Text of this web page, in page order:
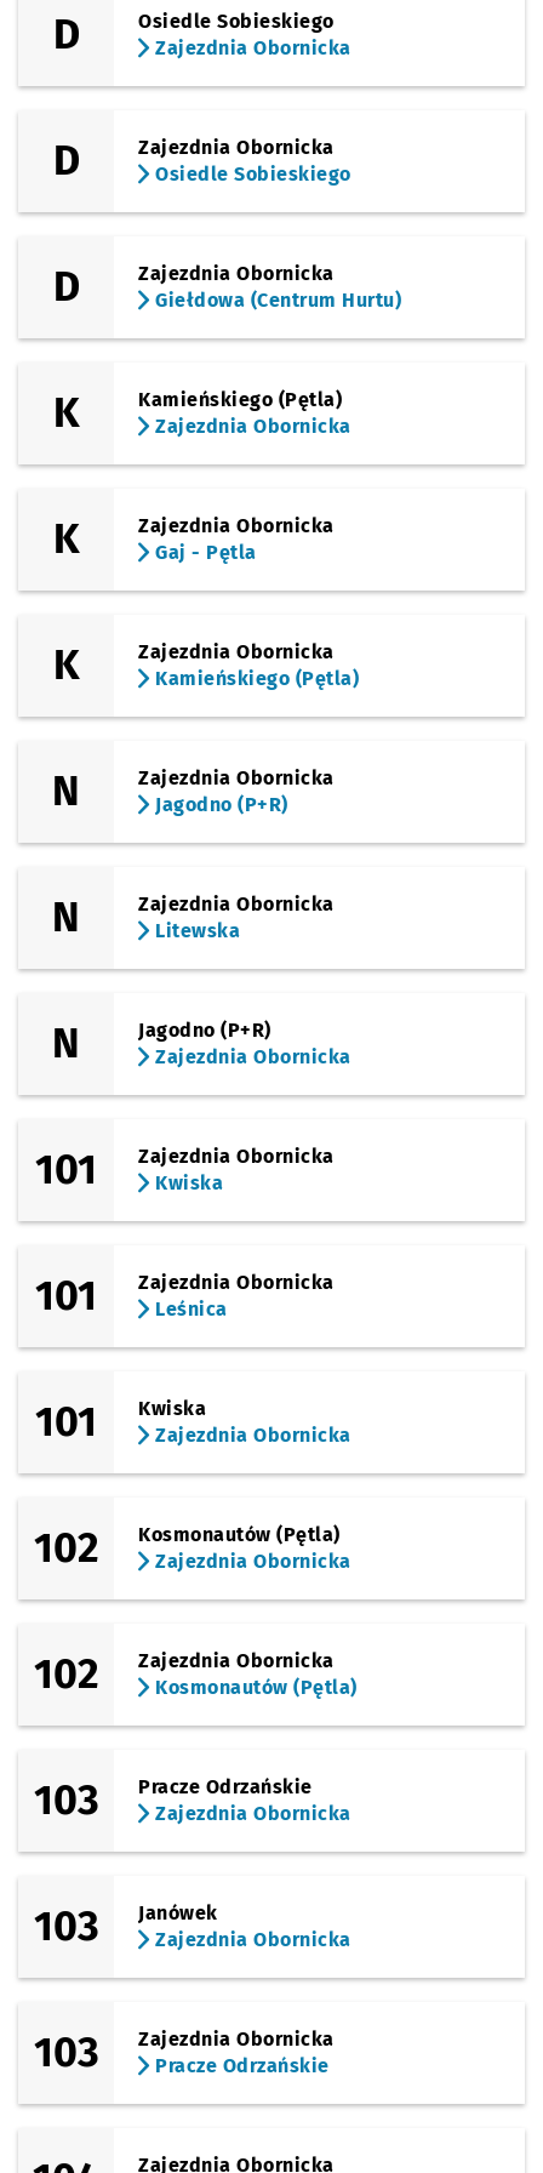
D
Osiedle Sobieskiego
Zajezdnia Obornicka
D
Zajezdnia Obornicka
Osiedle Sobieskiego
D
Zajezdnia Obornicka
Giełdowa (Centrum Hurtu)
K
Kamieńskiego (Pętla)
Zajezdnia Obornicka
K
Zajezdnia Obornicka
Gaj - Pętla
K
Zajezdnia Obornicka
Kamieńskiego (Pętla)
N
Zajezdnia Obornicka
Jagodno (P+R)
N
Zajezdnia Obornicka
Litewska
N
Jagodno (P+R)
Zajezdnia Obornicka
101
Zajezdnia Obornicka
Kwiska
101
Zajezdnia Obornicka
Leśnica
101
Kwiska
Zajezdnia Obornicka
102
Kosmonautów (Pętla)
Zajezdnia Obornicka
102
Zajezdnia Obornicka
Kosmonautów (Pętla)
103
Pracze Odrzańskie
Zajezdnia Obornicka
103
Janówek
Zajezdnia Obornicka
103
Zajezdnia Obornicka
Pracze Odrzańskie
Zajezdnia Obornicka